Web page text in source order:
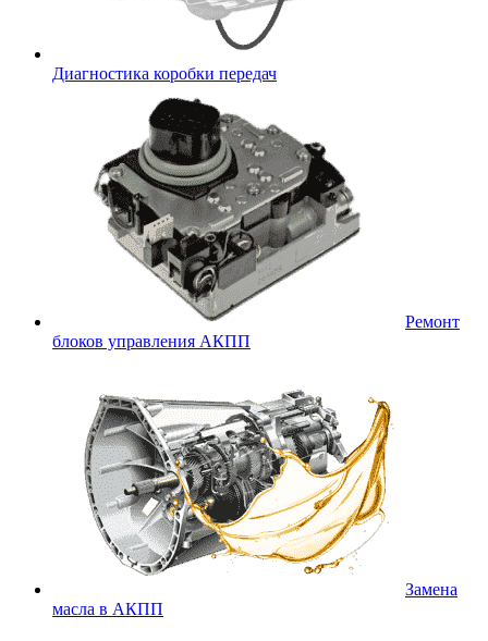
Диагностика коробки передач
Ремонт
блоков управления АКПП
Замена
масла в АКПП